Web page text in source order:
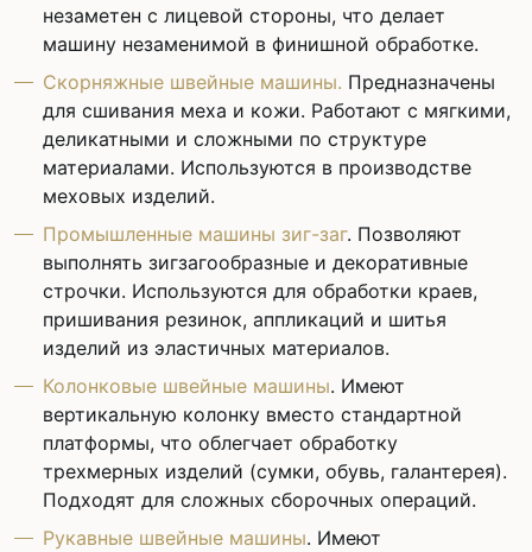
незаметен с лицевой стороны, что делает
машину незаменимой в финишной обработке.
Скорняжные швейные машины. Предназначены
для сшивания меха и кожи. Работают с мягкими,
деликатными и сложными по структуре
материалами. Используются в производстве
меховых изделий.
Промышленные машины зиг-заг. Позволяют
выполнять зигзагообразные и декоративные
строчки. Используются для обработки краев,
пришивания резинок, аппликаций и шитья
изделий из эластичных материалов.
Колонковые швейные машины. Имеют
вертикальную колонку вместо стандартной
платформы, что облегчает обработку
трехмерных изделий (сумки, обувь, галантерея).
Подходят для сложных сборочных операций.
Рукавные швейные машины. Имеют